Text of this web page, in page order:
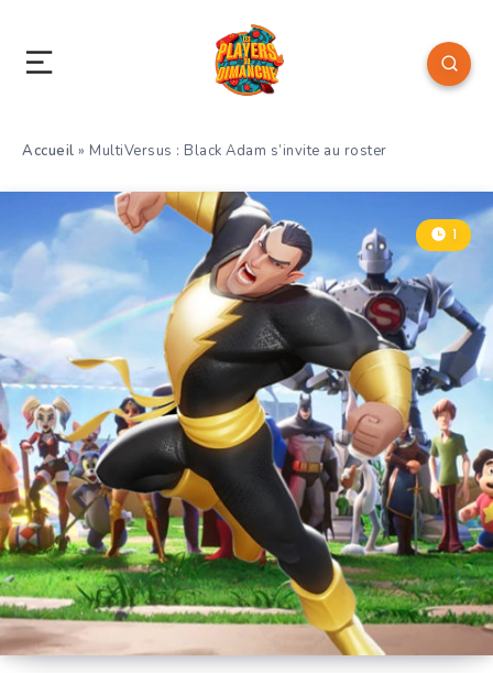
Accueil » MultiVersus : Black Adam s’invite au roster
1